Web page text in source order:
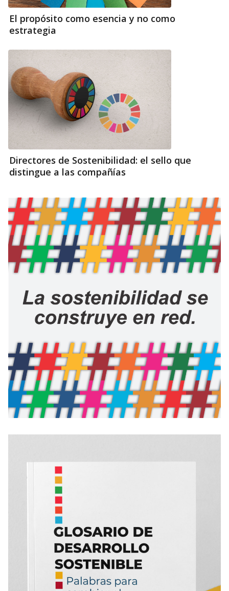
El propósito como esencia y no como
estrategia
Directores de Sostenibilidad: el sello que
distingue a las compañías